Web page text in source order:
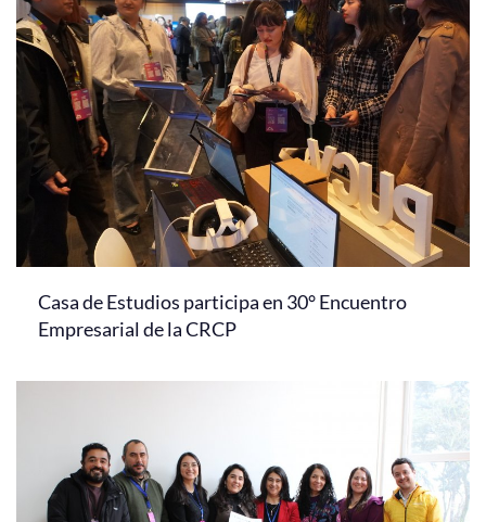
Casa de Estudios participa en 30° Encuentro
Empresarial de la CRCP